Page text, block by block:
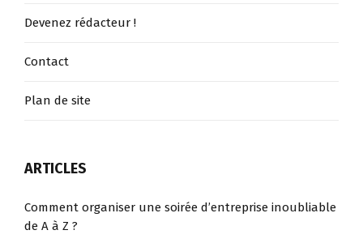
Devenez rédacteur !
Contact
Plan de site
ARTICLES
Comment organiser une soirée d’entreprise inoubliable
de A à Z ?